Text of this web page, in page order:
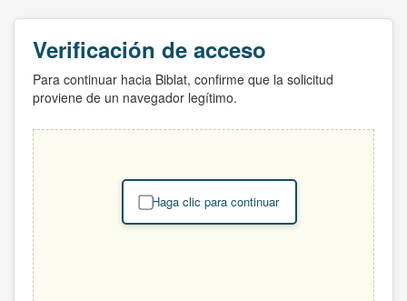
Verificación de acceso
Para continuar hacia Biblat, confirme que la solicitud
proviene de un navegador legítimo.
Haga clic para continuar